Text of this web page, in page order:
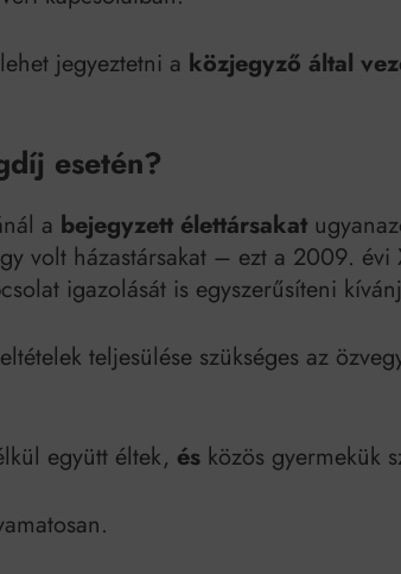
jegyeztetni a közjegyző által
esetén?
a bejegyzett élettársakat
volt házastársakat – ezt a 2009. évi
igazolását is egyszerűsíteni
teljesülése szükséges az
együtt éltek, és közös gyermekük